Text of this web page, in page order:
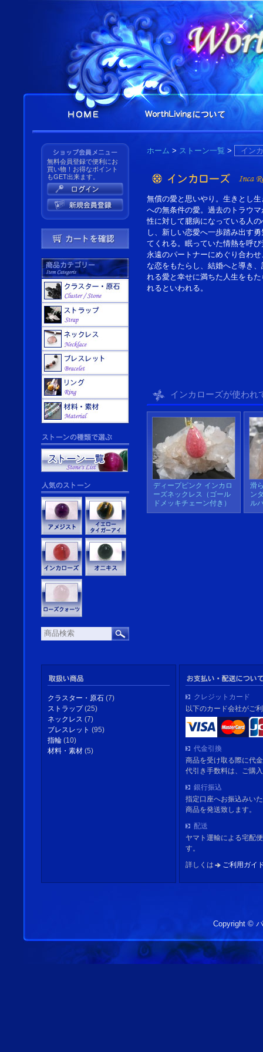
ホーム > ストーン一覧 > イン
無償の愛と思いやり。生きとし
への無条件の愛。過去のトラウ
性に対して臆病になっている人の
し、新しい恋愛へ一歩踏み出す
てくれる。眠っていた情熱を呼
永遠のパートナーにめぐり合わ
な恋をもたらし、結婚へと導き
れる愛と幸せに満ちた人生をも
れるといわれる。
インカローズが使われ
ディープピンク インカロ
ーズネックレス（ゴール
ドメッキチェーン付き）
滑
ン
ル
無料会員登録で便利にお
買い物！お得なポイント
もGET出来ます。
クラスター・原石 (7)
ストラップ(25)
ネックレス (7)
ブレスレット (95)
指輪 (10)
材料・素材 (5)
クレジットカード
以下のカード会社がご
代金引換
商品を受け取る際に代
代引き手数料は、ご購
銀行振込
指定口座へお振込みい
商品を発送致します。
配送
ヤマト運輸による宅配
す。
詳しくは
ご利用ガイ
Copyright ©